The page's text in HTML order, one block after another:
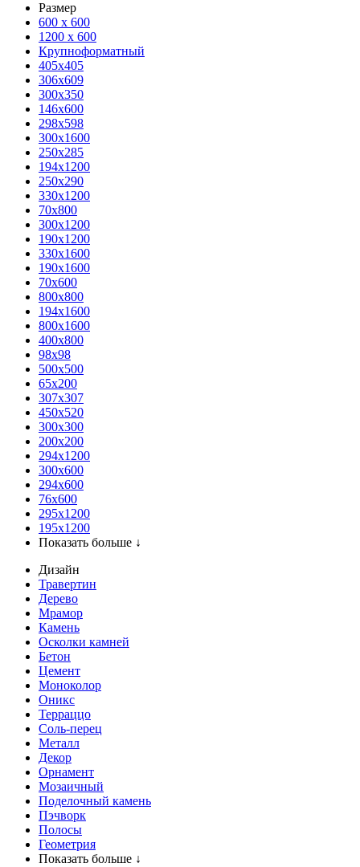
Размер
600 х 600
1200 х 600
Крупноформатный
405x405
306x609
300x350
146x600
298x598
300x1600
250x285
194x1200
250x290
330x1200
70x800
300x1200
190x1200
330x1600
190x1600
70x600
800x800
194x1600
800x1600
400х800
98x98
500x500
65x200
307x307
450x520
300x300
200x200
294x1200
300x600
294x600
76х600
295х1200
195х1200
Показать больше ↓
Дизайн
Травертин
Дерево
Мрамор
Камень
Осколки камней
Бетон
Цемент
Моноколор
Оникс
Терраццо
Соль-перец
Металл
Декор
Орнамент
Мозаичный
Поделочный камень
Пэчворк
Полосы
Геометрия
Показать больше ↓